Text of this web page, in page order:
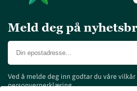
Meld deg på
Ved å melde deg inn godtar du våre
personvernerklæring.